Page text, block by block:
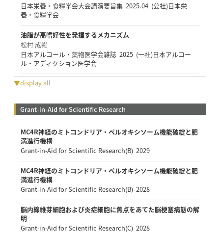
日本栄養・食糧学会大会講演要旨集 2025.04 (公社)日本栄
養・食糧学会
油脂が高嗜好性を発揮するメカニズム
松村 成暢
日本アルコール・薬物医学会雑誌 2025 (一社)日本アルコー
ル・アディクション医学会
▼display all
Grant-in-Aid for Scientific Research
MC4R神経のミトコンドリア・ペルオキシソーム機能破綻と肥
満進行機構
Grant-in-Aid for Scientific Research(B) 2029
MC4R神経のミトコンドリア・ペルオキシソーム機能破綻と肥
満進行機構
Grant-in-Aid for Scientific Research(B) 2028
脳内線維芽細胞および炎症細胞に焦点をあてた脳梗塞病態の解
明
Grant-in-Aid for Scientific Research(C) 2028